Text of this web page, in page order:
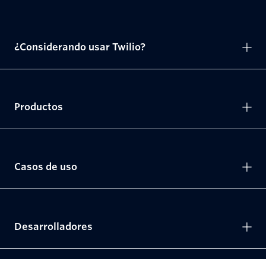
¿Considerando usar Twilio?
Productos
Casos de uso
Desarrolladores